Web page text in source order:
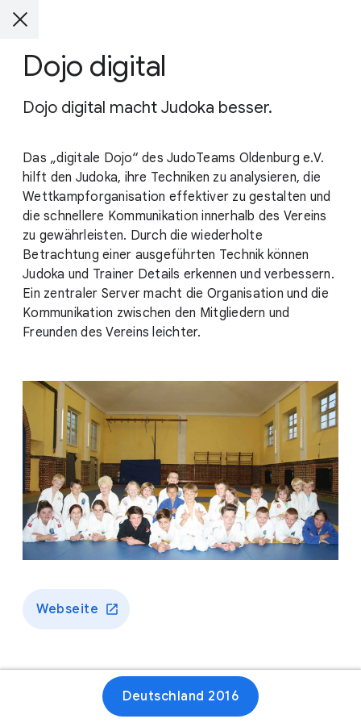
Dojo digital
Dojo digital macht Judoka besser.
Das „digitale Dojo“ des JudoTeams Oldenburg e.V.
hilft den Judoka, ihre Techniken zu analysieren, die
Wettkampforganisation effektiver zu gestalten und
die schnellere Kommunikation innerhalb des Vereins
zu gewährleisten. Durch die wiederholte
Betrachtung einer ausgeführten Technik können
Judoka und Trainer Details erkennen und verbessern.
Ein zentraler Server macht die Organisation und die
Kommunikation zwischen den Mitgliedern und
Freunden des Vereins leichter.
Webseite
Deutschland 2016